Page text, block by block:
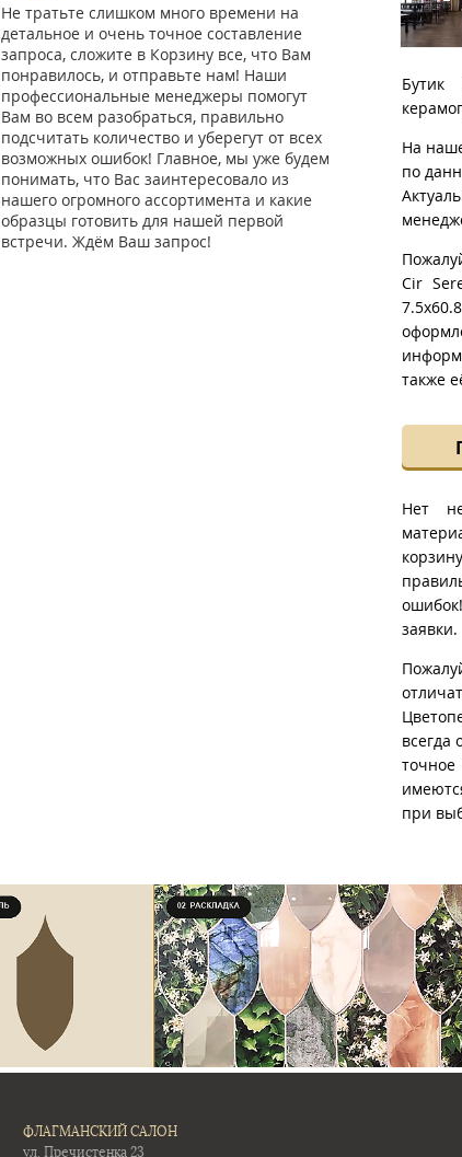
Не тратьте слишком много времени на
детальное и очень точное составление
запроса, сложите в Корзину все, что Вам
понравилось, и отправьте нам! Наши
профессиональные менеджеры помогут
Вам во всем разобраться, правильно
подсчитать количество и уберегут от всех
возможных ошибок! Главное, мы уже будем
понимать, что Вас заинтересовало из
нашего огромного ассортимента и какие
образцы готовить для нашей первой
встречи. Ждём Ваш запрос!
Бутик
На
по
Cir
также
Нет
заявки.
всегда
при
ФЛАГМАНСКИЙ САЛОН
ул. Пречистенка 23